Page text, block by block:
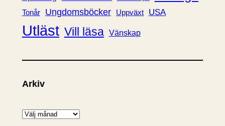
Tonår Ungdomsböcker Uppväxt USA
Utläst Vill läsa Vänskap
Arkiv
A